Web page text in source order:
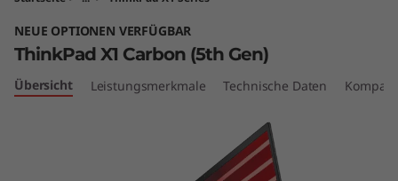
a
d
NEUE OPTIONEN VERFÜGBAR
ThinkPad X1 Carbon (5th Gen)
Übersicht Leistungsmerkmale Technische Daten